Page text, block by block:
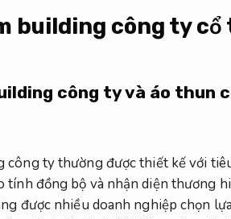
building công ty
công ty và áo thun
công ty thường được thiết kế với
tính đồng bộ và nhận diện thương
được nhiều doanh nghiệp chọn